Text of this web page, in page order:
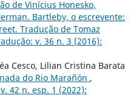
de Vinícius Honesko,
Bartleby, o escrevente:
Tradução de Tomaz
v. 36 n. 3 (2016):
Cesco, Lilian Cristina Barata
do Rio Marañón ,
42 n. esp. 1 (2022):